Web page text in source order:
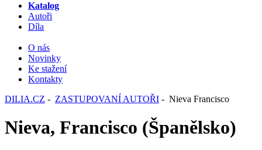
Katalog
Autoři
Díla
O nás
Novinky
Ke stažení
Kontakty
DILIA.CZ - ZASTUPOVANÍ AUTOŘI - Nieva Francisco
Nieva, Francisco (Španělsko)